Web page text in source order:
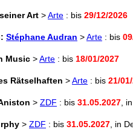
Art >Arte : bis 29/12/2026
Stéphane Audran >Arte : bis
Music >Arte : bis 18/01/2027
Rätselhaften >Arte : bis 21/
> ZDF : bis 31.05.2027 ,
> ZDF : bis 31.05.2027 , in